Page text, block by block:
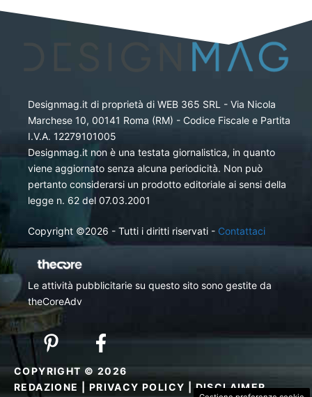
Designmag.it di proprietà di WEB 365 SRL - Via Nicola
Marchese 10, 00141 Roma (RM) - Codice Fiscale e Partita
I.V.A. 12279101005
Designmag.it non è una testata giornalistica, in quanto
viene aggiornato senza alcuna periodicità. Non può
pertanto considerarsi un prodotto editoriale ai sensi della
legge n. 62 del 07.03.2001
Copyright ©2026 - Tutti i diritti riservati - Contattaci
Le attività pubblicitarie su questo sito sono gestite da
theCoreAdv
COPYRIGHT © 2026
REDAZIONE
PRIVACY POLICY |DISCLAIMER